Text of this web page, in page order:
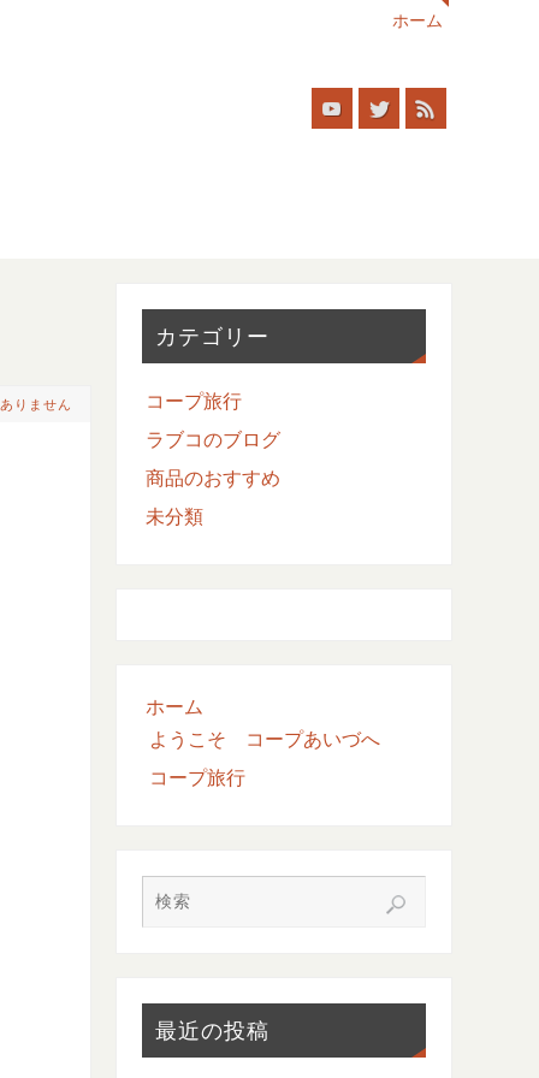
ホーム
りません
カテゴリー
コープ旅行
ラブコのブログ
商品のおすすめ
未分類
ホーム
ようこそ コープあいづへ
コープ旅行
最近の投稿